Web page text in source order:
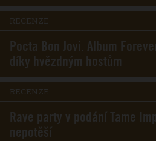
RECENZE
Pocta Bon Jovi. Album
díky hvězdným hostům
RECENZE
Rave party v podání Tame
nepotěší